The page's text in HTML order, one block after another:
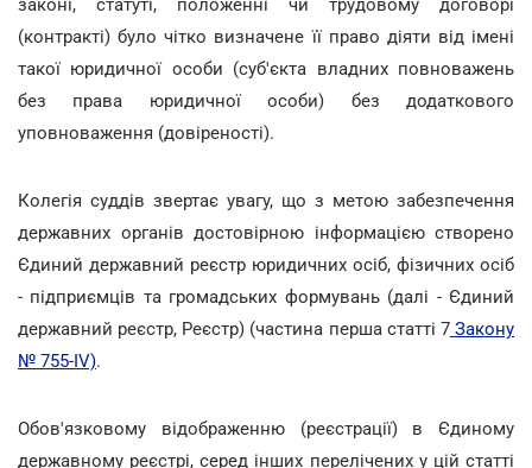
законі, статуті, положенні чи трудовому договорі
(контракті) було чітко визначене її право діяти від імені
такої юридичної особи (суб'єкта владних повноважень
без права юридичної особи) без додаткового
уповноваження (довіреності).
Колегія суддів звертає увагу, що з метою забезпечення
державних органів достовірною інформацією створено
Єдиний державний реєстр юридичних осіб, фізичних осіб
- підприємців та громадських формувань (далі - Єдиний
державний реєстр, Реєстр) (частина перша статті 7Закону
№ 755-IV).
Обов'язковому відображенню (реєстрації) в Єдиному
державному реєстрі, серед інших перелічених у цій статті